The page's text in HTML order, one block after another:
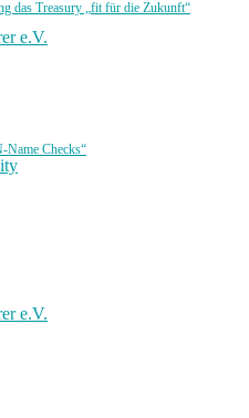
das Treasury „fit für die Zukunft“
e.V.
Name Checks“
e.V.